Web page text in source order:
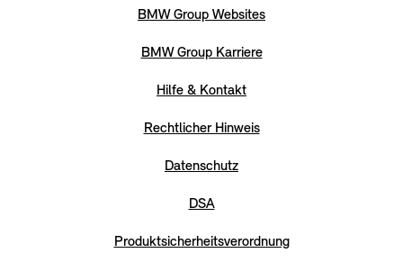
BMW Group Websites
BMW Group Karriere
Hilfe & Kontakt
Rechtlicher Hinweis
Datenschutz
DSA
Produktsicherheitsverordnung